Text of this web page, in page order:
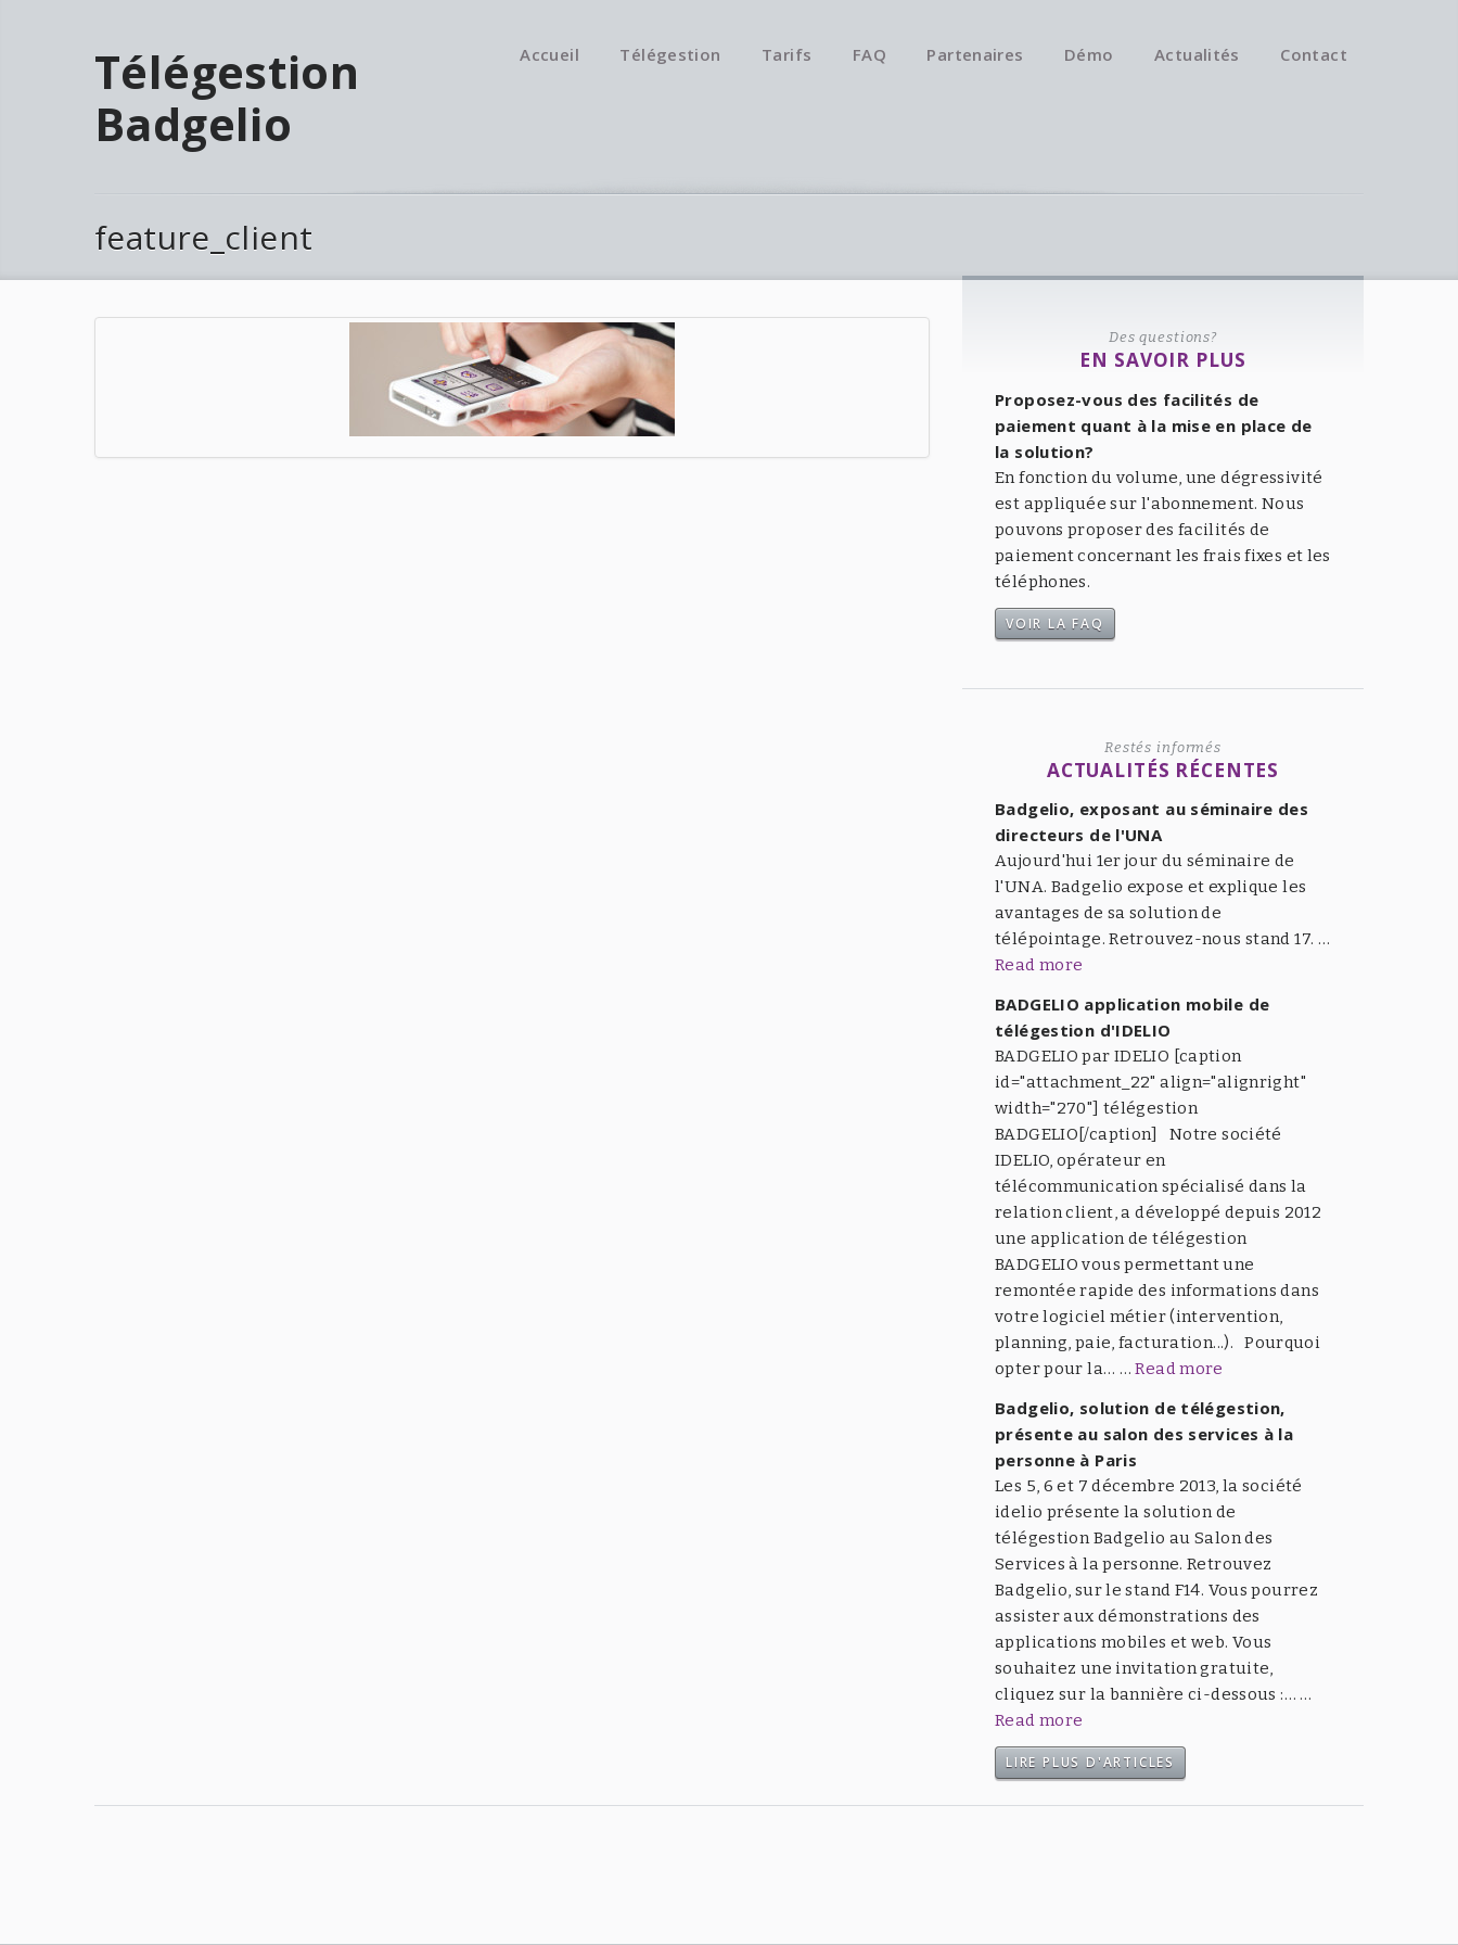
Télégestion
Badgelio
Accueil Télégestion Tarifs FAQ Partenaires Démo Actualités Contact
feature_client
Des questions?
EN SAVOIR PLUS
Proposez-vous des facilités de
paiement quant à la mise en place de
la solution?
En fonction du volume, une dégressivité
est appliquée sur l'abonnement. Nous
pouvons proposer des facilités de
paiement concernant les frais fixes et les
téléphones.
VOIR LA FAQ
Restés informés
ACTUALITÉS RÉCENTES
Badgelio, exposant au séminaire des
directeurs de l'UNA
Aujourd'hui 1er jour du séminaire de
l'UNA. Badgelio expose et explique les
avantages de sa solution de
télépointage. Retrouvez-nous stand 17. …
Read more
BADGELIO application mobile de
télégestion d'IDELIO
BADGELIO par IDELIO [caption
id="attachment_22" align="alignright"
width="270"] télégestion
BADGELIO[/caption] Notre société
IDELIO, opérateur en
télécommunication spécialisé dans la
relation client, a développé depuis 2012
une application de télégestion
BADGELIO vous permettant une
remontée rapide des informations dans
votre logiciel métier (intervention,
planning, paie, facturation...). Pourquoi
opter pour la… …Read more
Badgelio, solution de télégestion,
présente au salon des services à la
personne à Paris
Les 5, 6 et 7 décembre 2013, la société
idelio présente la solution de
télégestion Badgelio au Salon des
Services à la personne. Retrouvez
Badgelio, sur le stand F14. Vous pourrez
assister aux démonstrations des
applications mobiles et web. Vous
souhaitez une invitation gratuite,
cliquez sur la bannière ci-dessous :… …
Read more
LIRE PLUS D'ARTICLES